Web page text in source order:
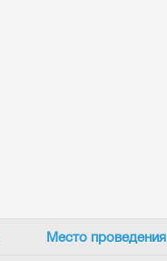
Место проведения